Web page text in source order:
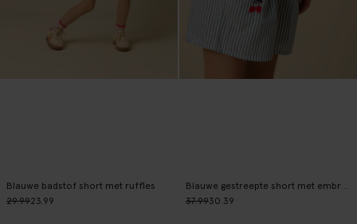
Blauwe badstof short met ruffles
29.9923.99
Blauwe gestreepte short met embroidery
37.9930.39